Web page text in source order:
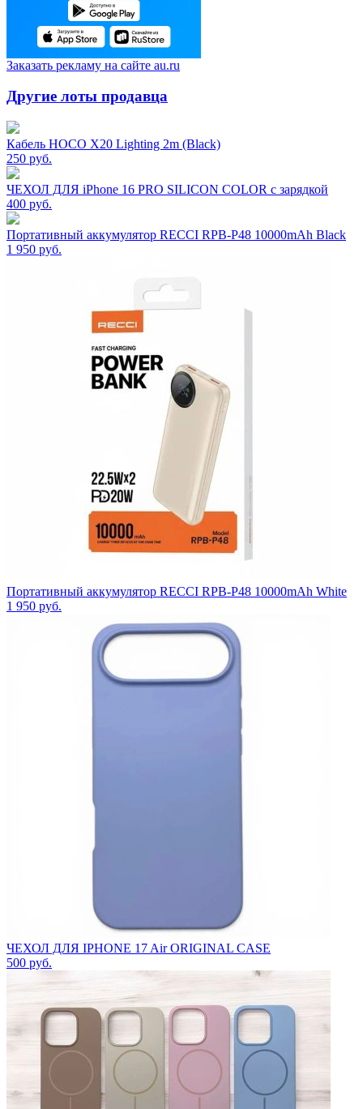
Заказать рекламу на сайте au.ru
Другие лоты продавца
Кабель HOCO X20 Lighting 2m (Black)
250 руб.
ЧЕХОЛ ДЛЯ iPhone 16 PRO SILICON COLOR с зарядкой
400 руб.
Портативный аккумулятор RECCI RPB-P48 10000mAh Black
1 950 руб.
Портативный аккумулятор RECCI RPB-P48 10000mAh White
1 950 руб.
ЧЕХОЛ ДЛЯ IPHONE 17 Air ORIGINAL CASE
500 руб.